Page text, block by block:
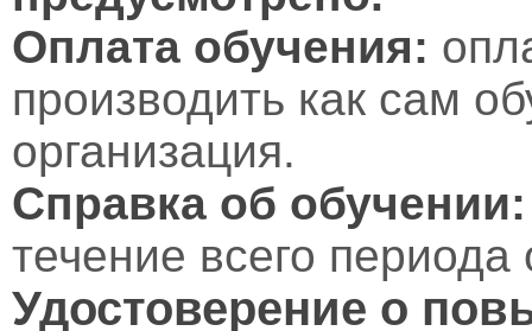
Оплата обучения:
производить как сам
организация.
Справка об обучении:
течение всего периода
Удостоверение о